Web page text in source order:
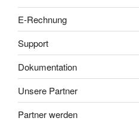
E-Rechnung
Support
Dokumentation
Unsere Partner
Partner werden